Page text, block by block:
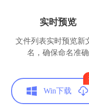
实时预览
文件列表实时预览新
名，确保命名准确
Win下载